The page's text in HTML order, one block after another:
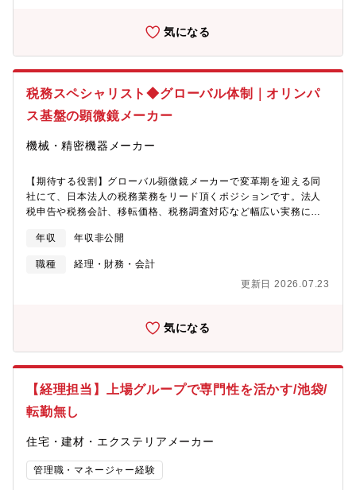
や、連結決算の効率化・高度化に向けた施策の提案・実行も担っ
算のスペシャリスト・将来的な管理職候補としてキャリアを築い
であれば、真の「連結経理プロフェッショナル」として成長でき
る環境があります。■配属部門・ポジションの魅力＜部門の魅力
務の知見を存分に活かすことができます。・ご入社当初は、主に
ーティングなど、英語を使用する機会が比較的多いポジションで
す。・IFRS（国際会計基準）を導入しているため、国際会計基準
に関する知識・経験を深めることができます。＜ポジションの魅
力＞・テレワークにも対応しており、一定程度の在宅勤務が可能
は週2回程度在宅のイメージです）・監査法人の海外関係会社往査
への同行や、グローバルミーティングへの参加機会があり、英語
赴任も視野に入れています。・会計インフラを含め、今後さまざ
ト・業務に関わることができます。
気になる
税務スペシャリスト◆グローバル体制｜オリンパ
ス基盤の顕微鏡メーカー
機械・精密機器メーカー
【期待する役割】グローバル顕微鏡メーカーで変革期を迎える同
社にて、日本法人の税務業務をリード頂くポジションです。法人
税申告や税務会計、移転価格、税務調査対応など幅広い実務に携
量やグローバルTaxチームと連携しながら、経営に近い視点で専門
性を発揮頂くことが出来ます。【業務内容】■税務コンプライアン
ス・法人税・消費税・源泉所得税の申告業務・必要な届出書の作
成から申告書の作成まで、日本法人における申告業務全般を法令
算・分析を行います。・グループIFRS監査においては、税務会計
がら対応します。■移転価格管理・グループ内取引に関する移転価
等）を担当します。・BEPS Pillar 2の要請に対しては、グローバ
ル税務や他部署とも協働しつつ国内外のコンプライアンスを担保
おいて、会社が行っている税務処理の正当性を説明します。・調
ります。■社内税務コンサルティング・財務・法務・事業部門など
年収 年収非公開
職種
経理・財務・会計
更新日 2026.07.23
気になる
【経理担当】上場グループで専門性を活かす/池袋/
転勤無し
住宅・建材・エクステリアメーカー
管理職・マネージャー経験